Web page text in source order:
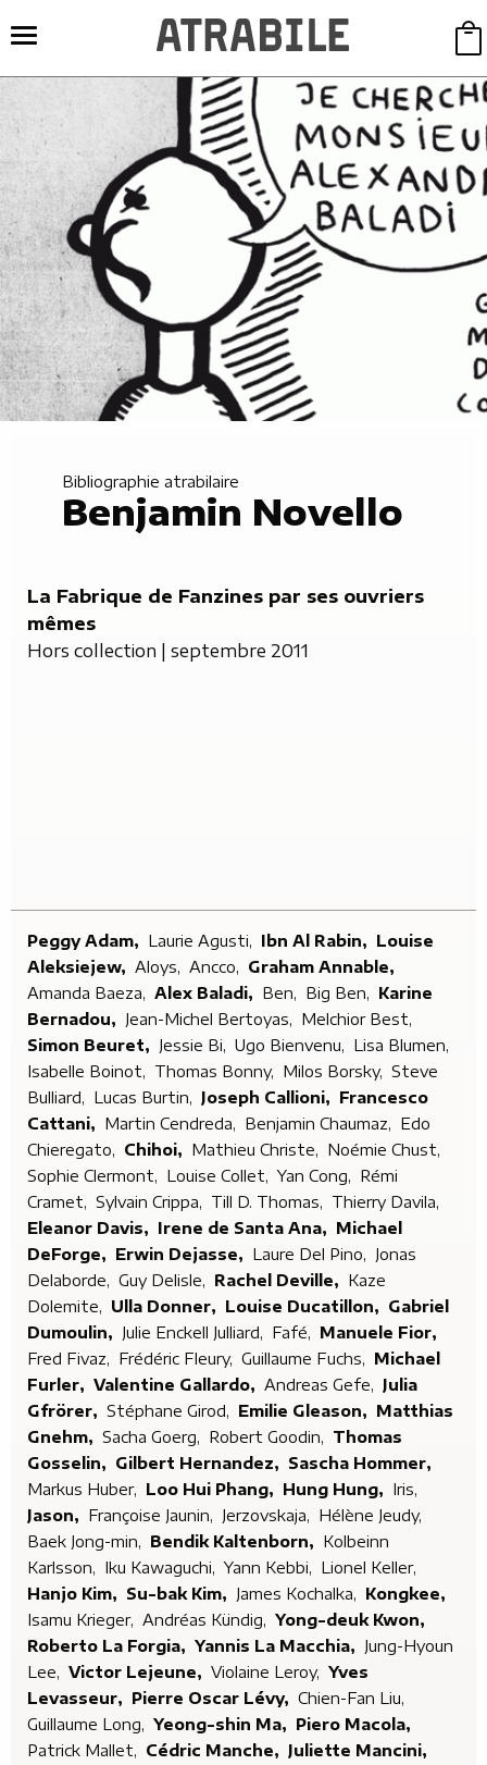
Bibliographie atrabilaire
Benjamin Novello
La Fabrique de Fanzines par ses ouvriers
mêmes
Hors collection | septembre 2011
Peggy Adam, Laurie Agusti, Ibn Al Rabin, Louise
Aleksiejew, Aloys, Ancco, Graham Annable,
Amanda Baeza, Alex Baladi, Ben, Big Ben, Karine
Bernadou, Jean-Michel Bertoyas, Melchior Best,
Simon Beuret, Jessie Bi, Ugo Bienvenu, Lisa Blumen,
Isabelle Boinot, Thomas Bonny, Milos Borsky, Steve
Bulliard, Lucas Burtin, Joseph Callioni, Francesco
Cattani, Martin Cendreda, Benjamin Chaumaz, Edo
Chieregato, Chihoi, Mathieu Christe,
Noémie Chust,
Sophie Clermont, Louise Collet, Yan Cong, Rémi
Cramet, Sylvain Crippa, Till D. Thomas, Thierry Davila,
Eleanor Davis, Irene de Santa Ana, Michael
DeForge,
Erwin Dejasse, Laure Del Pino, Jonas
Delaborde, Guy Delisle, Rachel Deville, Kaze
Dolemite,
Ulla Donner, Louise Ducatillon, Gabriel
Dumoulin, Julie Enckell Julliard, Fafé, Manuele Fior,
Fred Fivaz, Frédéric Fleury, Guillaume Fuchs, Michael
Furler, Valentine Gallardo, Andreas Gefe, Julia
Gfrörer, Stéphane Girod, Emilie Gleason, Matthias
Gnehm, Sacha Goerg, Robert Goodin, Thomas
Gosselin, Gilbert Hernandez, Sascha Hommer,
Markus Huber, Loo Hui Phang, Hung Hung, Iris,
Jason, Françoise Jaunin, Jerzovskaja, Hélène Jeudy,
Baek Jong-min, Bendik Kaltenborn, Kolbeinn
Karlsson, Iku Kawaguchi, Yann Kebbi, Lionel Keller,
Hanjo Kim, Su-bak Kim, James Kochalka, Kongkee,
Isamu Krieger, Andréas Kündig, Yong-deuk Kwon,
Roberto La Forgia, Yannis La Macchia, Jung-Hyoun
Lee, Victor Lejeune, Violaine Leroy, Yves
Levasseur, Pierre Oscar Lévy, Chien-Fan Liu,
Guillaume Long, Yeong-shin Ma, Piero Macola,
Patrick Mallet, Cédric Manche, Juliette Mancini,